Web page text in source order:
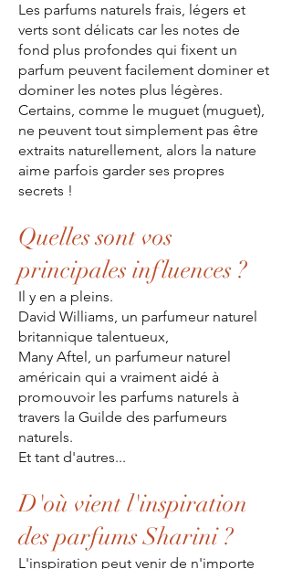
Les parfums naturels frais, légers et
verts sont délicats car les notes de
fond plus profondes qui fixent un
parfum peuvent facilement dominer et
dominer les notes plus légères.
Certains, comme le muguet (muguet),
ne peuvent tout simplement pas être
extraits naturellement, alors la nature
aime parfois garder ses propres
secrets !
Quelles sont vos
principales influences ?
Il y en a pleins.
David Williams, un parfumeur naturel
britannique talentueux,
Many Aftel, un parfumeur naturel
américain qui a vraiment aidé à
promouvoir les parfums naturels à
travers la Guilde des parfumeurs
naturels.
Et tant d'autres...
D'où vient l'inspiration
des parfums Sharini ?
L'inspiration peut venir de n'importe